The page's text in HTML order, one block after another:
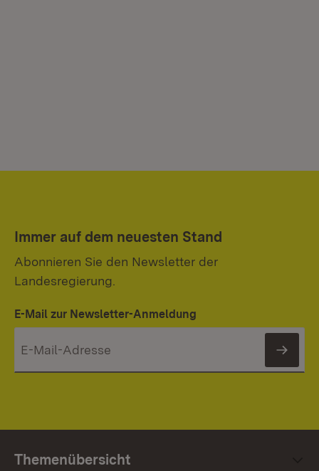
Immer auf dem neuesten Stand
Abonnieren Sie den Newsletter der
Landesregierung.
E-Mail zur Newsletter-Anmeldung
Themenübersicht